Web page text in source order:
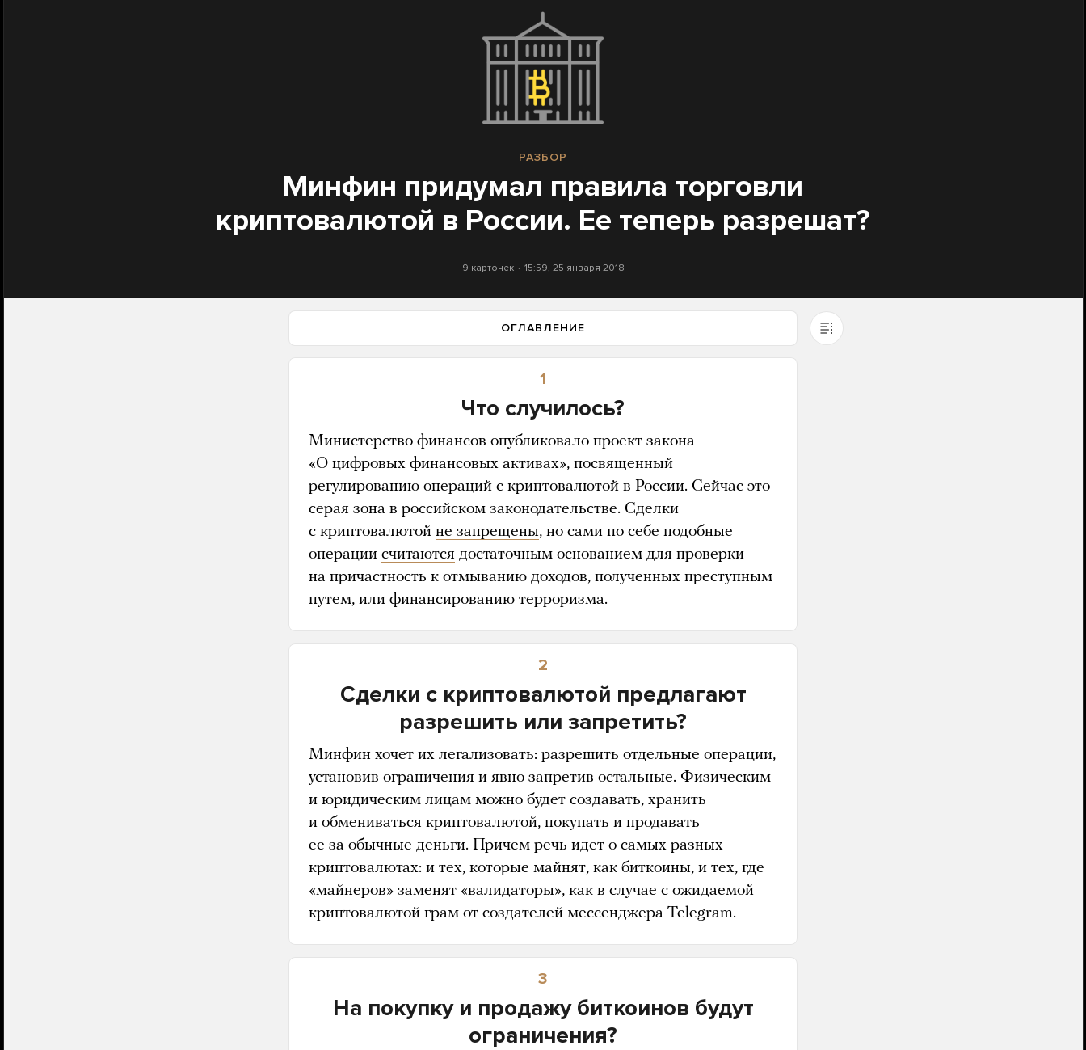
РАЗБОР
Минфин придумал правила торговли
криптовалютой в России. Ее теперь разрешат?
9 карточек 15:59, 25 января 2018
ОГЛАВЛЕНИЕ
1
Что случилось?
Министерство финансов опубликовало проект закона
«О цифровых финансовых активах», посвященный
регулированию операций с криптовалютой в России. Сейчас это
серая зона в российском законодательстве. Сделки
с криптовалютой не запрещены, но сами по себе подобные
операции считаются достаточным основанием для проверки
на причастность к отмыванию доходов, полученных преступным
путем, или финансированию терроризма.
2
Сделки с криптовалютой предлагают
разрешить или запретить?
Минфин хочет их легализовать: разрешить отдельные операции,
установив ограничения и явно запретив остальные. Физическим
и юридическим лицам можно будет создавать, хранить
и обмениваться криптовалютой, покупать и продавать
ее за обычные деньги. Причем речь идет о самых разных
криптовалютах: и тех, которые майнят, как биткоины, и тех, где
«майнеров» заменят «валидаторы», как в случае с ожидаемой
криптовалютой грам от создателей мессенджера Telegram.
3
На покупку и продажу биткоинов будут
ограничения?